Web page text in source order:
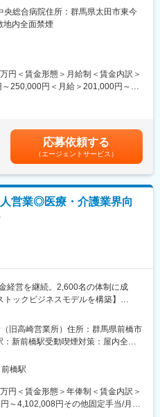
りますが事務作業の業務もある程度
スキルなどの汎用的な能力も身に
とコミュニケーションを取るため、
す。
療機関
が中心（統合失調症、双極性障害、
害、てんかん）
異常症）
ピー性皮膚炎等）
）
障等）
域の皆さまの健康をサポートしてい
要不可欠です。その為に、縁の下
メンバーを増員したく、募集をスタ
務やヘルプデスクをお任せしま
スタッフが安心して働ける環境を整
。労務・採用・物品管理・ヘルプデ
わることで、医療の知識も自然と
在30～40代のスタッフが活躍中で
の社会保険手続き
手続き
のシステム運用業務
％！『IMSスクール』というグル
も安心して働ける環境です。非正規
ップも応援します。※正社員登用ほ
央総合病院住所：群馬県太田市東今
地内全面禁煙
円＜賃金形態＞月給制＜賃金内訳＞
250,000円＜月給＞201,000円～
り、選考を通じて上下する可能性が
手当を含めた表記です。
応募依頼する
（エージェントサービス）
営業◎医療・介護業界向
経営を継続。2,600名の体制に成
ックビジネスモデルを構築】
仲間をお迎えすることとなりまし
・入所時に必要な衣類やタオル、
「アメニティサポートシステム」を
じて、人材派遣・紹介サービスや
旧高崎営業所）住所：群馬県前橋市
新前橋駅受動喫煙対策：屋内全面
所（旧高崎営業所）住所：群馬県前
駅：新前橋駅受動喫煙対策：屋内
橋駅
円＜賃金形態＞年俸制＜賃金内訳＞
～4,102,008円その他固定手当/月：